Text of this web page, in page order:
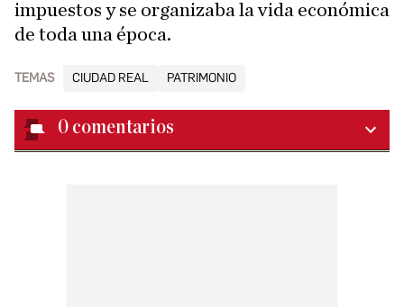
impuestos y se organizaba la vida económica
de toda una época.
TEMAS CIUDAD REAL PATRIMONIO
0 comentarios